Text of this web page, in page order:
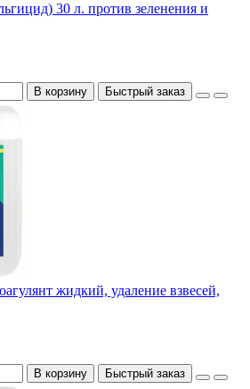
30 л. против зеленения и
В корзину Быстрый заказ
жидкий, удаление взвесей,
В корзину Быстрый заказ